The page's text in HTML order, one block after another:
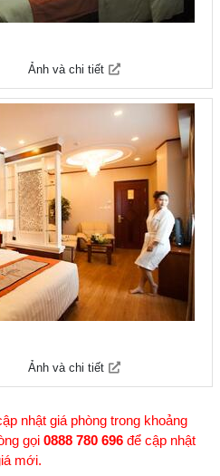
Ảnh và chi tiết
Ảnh và chi tiết
nhật giá phòng trong khoảng
gọi 0888 780 696 để cập nhật
mới.